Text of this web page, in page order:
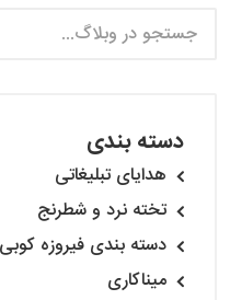
دسته بندی
هدایای تبلیغاتی
تخته نرد و شطرنج
دسته بندی فیروزه کوبی
میناکاری